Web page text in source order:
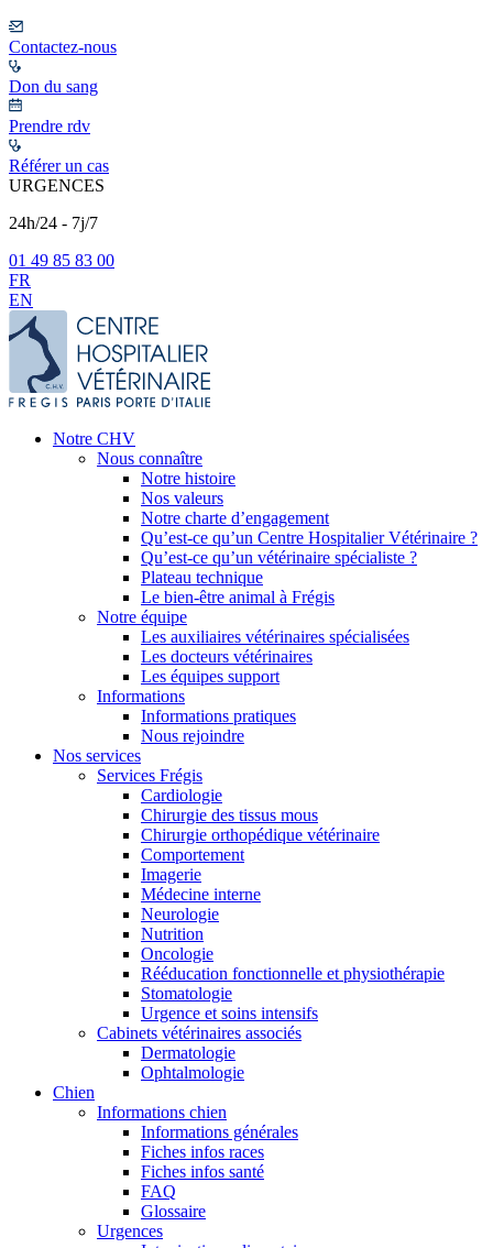
Contactez-nous
Don du sang
Prendre rdv
Référer un cas
URGENCES
24h/24 - 7j/7
01 49 85 83 00
FR
EN
Notre CHV
Nous connaître
Notre histoire
Nos valeurs
Notre charte d’engagement
Qu’est-ce qu’un Centre Hospitalier Vétérinaire ?
Qu’est-ce qu’un vétérinaire spécialiste ?
Plateau technique
Le bien-être animal à Frégis
Notre équipe
Les auxiliaires vétérinaires spécialisées
Les docteurs vétérinaires
Les équipes support
Informations
Informations pratiques
Nous rejoindre
Nos services
Services Frégis
Cardiologie
Chirurgie des tissus mous
Chirurgie orthopédique vétérinaire
Comportement
Imagerie
Médecine interne
Neurologie
Nutrition
Oncologie
Rééducation fonctionnelle et physiothérapie
Stomatologie
Urgence et soins intensifs
Cabinets vétérinaires associés
Dermatologie
Ophtalmologie
Chien
Informations chien
Informations générales
Fiches infos races
Fiches infos santé
FAQ
Glossaire
Urgences